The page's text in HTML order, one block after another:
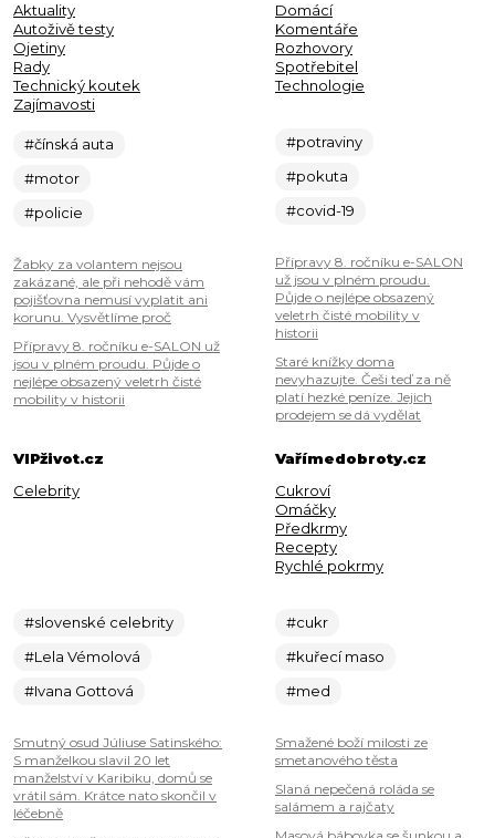
Aktuality
Autoživě testy
Ojetiny
Rady
Technický koutek
Zajímavosti
#čínská auta
#motor
#policie
Žabky za volantem nejsou
zakázané, ale při nehodě vám
pojišťovna nemusí vyplatit ani
korunu. Vysvětlíme proč
Přípravy 8. ročníku e-SALON už
jsou v plném proudu. Půjde o
nejlépe obsazený veletrh čisté
mobility v historii
Domácí
Komentáře
Rozhovory
Spotřebitel
Technologie
#potraviny
#pokuta
#covid-19
Přípravy 8. ročníku e-SALON
už jsou v plném proudu.
Půjde o nejlépe obsazený
veletrh čisté mobility v
historii
Staré knížky doma
nevyhazujte. Češi teď za ně
platí hezké peníze. Jejich
prodejem se dá vydělat
VIPživot.cz
Celebrity
#slovenské celebrity
#Lela Vémolová
#Ivana Gottová
Smutný osud Júliuse Satinského:
S manželkou slavil 20 let
manželství v Karibiku, domů se
vrátil sám. Krátce nato skončil v
léčebně
Vařímedobroty.cz
Cukroví
Omáčky
Předkrmy
Recepty
Rychlé pokrmy
#cukr
#kuřecí maso
#med
Smažené boží milosti ze
smetanového těsta
Slaná nepečená roláda se
salámem a rajčaty